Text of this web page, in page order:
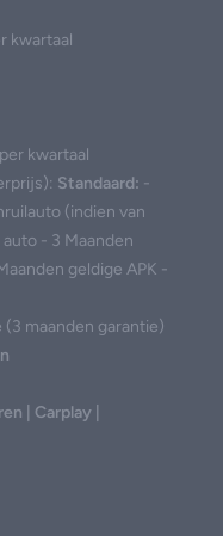
kwartaal
per kwartaal
Standaard: -
(indien van
- 3 Maanden
geldige APK -
maanden garantie)
| Carplay |